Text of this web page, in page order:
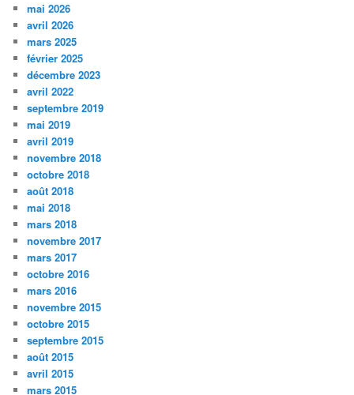
mai 2026
avril 2026
mars 2025
février 2025
décembre 2023
avril 2022
septembre 2019
mai 2019
avril 2019
novembre 2018
octobre 2018
août 2018
mai 2018
mars 2018
novembre 2017
mars 2017
octobre 2016
mars 2016
novembre 2015
octobre 2015
septembre 2015
août 2015
avril 2015
mars 2015